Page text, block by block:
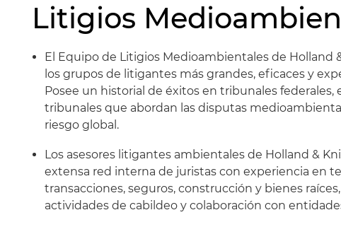
Litigios
El Equipo de Litigios Medioambientales de Holland
los grupos de litigantes más grandes, eficaces y
Posee un historial de éxitos en tribunales federales,
tribunales que abordan las disputas
riesgo global.
Los asesores litigantes ambientales de Holland &
extensa red interna de juristas con experiencia en
transacciones, seguros, construcción y bienes
actividades de cabildeo y colaboración con